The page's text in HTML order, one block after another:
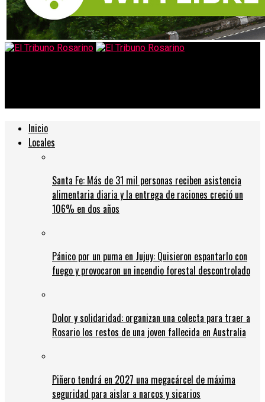
Inicio
Locales
Santa Fe: Más de 31 mil personas reciben asistencia
alimentaria diaria y la entrega de raciones creció un
106% en dos años
Pánico por un puma en Jujuy: Quisieron espantarlo con
fuego y provocaron un incendio forestal descontrolado
Dolor y solidaridad: organizan una colecta para traer a
Rosario los restos de una joven fallecida en Australia
Piñero tendrá en 2027 una megacárcel de máxima
seguridad para aislar a narcos y sicarios